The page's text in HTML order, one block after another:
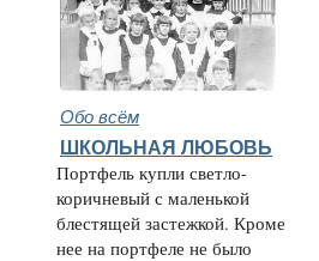
Обо всём
ШКОЛЬНАЯ ЛЮБОВЬ
Портфель купли светло-
коричневый с маленькой
блестящей застежкой. Кроме
нее на портфеле не было